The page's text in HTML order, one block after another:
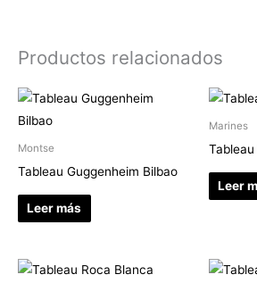
Productos relacionados
Montse
Tableau Guggenheim Bilbao
Leer más
Marines
Leer